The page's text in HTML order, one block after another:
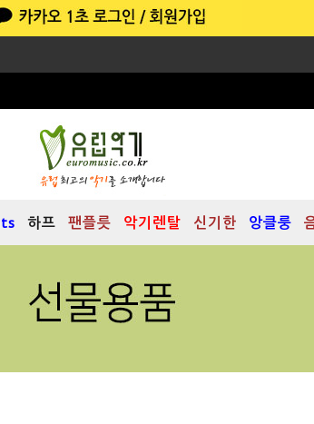
하프 팬플릇 악기렌탈 신기한 앙클룽